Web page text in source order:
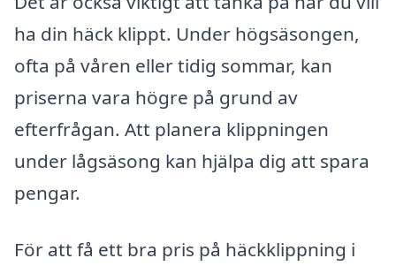
ha din häck klippt. Under högsäsongen,
ofta på våren eller tidig sommar, kan
priserna vara högre på grund av
efterfrågan. Att planera klippningen
under lågsäsong kan hjälpa dig att spara
pengar.
För att få ett bra pris på häckklippning i